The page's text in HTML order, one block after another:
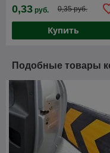
5*40)
0,33 руб. 0,35 руб.
Купить
Подобные товары